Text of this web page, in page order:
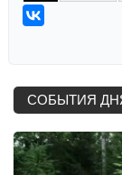
СОБЫТИЯ